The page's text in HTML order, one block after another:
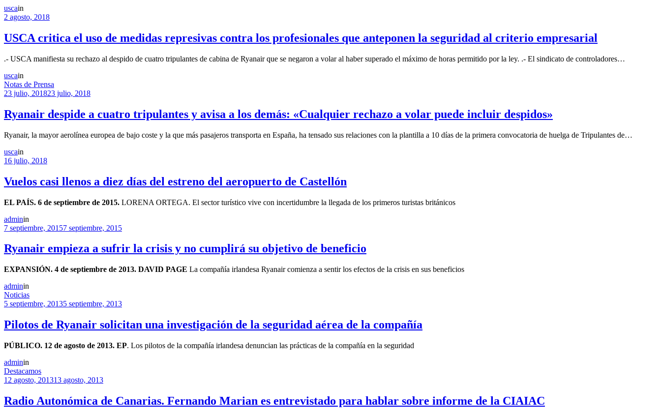
uscain
2 agosto, 2018
USCA critica el uso de medidas represivas contra los profesionales que anteponen la seguridad al criterio empresarial
.- USCA manifiesta su rechazo al despido de cuatro tripulantes de cabina de Ryanair que se negaron a volar al haber superado el máximo de horas permitido por la ley. .- El sindicato de controladores…
uscain
Notas de Prensa
23 julio, 201823 julio, 2018
Ryanair despide a cuatro tripulantes y avisa a los demás: «Cualquier rechazo a volar puede incluir despidos»
Ryanair, la mayor aerolínea europea de bajo coste y la que más pasajeros transporta en España, ha tensado sus relaciones con la plantilla a 10 días de la primera convocatoria de huelga de Tripulantes de…
uscain
16 julio, 2018
Vuelos casi llenos a diez días del estreno del aeropuerto de Castellón
EL PAÍS. 6 de septiembre de 2015. LORENA ORTEGA. El sector turístico vive con incertidumbre la llegada de los primeros turistas británicos
adminin
7 septiembre, 20157 septiembre, 2015
Ryanair empieza a sufrir la crisis y no cumplirá su objetivo de beneficio
EXPANSIÓN. 4 de septiembre de 2013. DAVID PAGE La compañía irlandesa Ryanair comienza a sentir los efectos de la crisis en sus beneficios
adminin
Noticias
5 septiembre, 20135 septiembre, 2013
Pilotos de Ryanair solicitan una investigación de la seguridad aérea de la compañía
PÚBLICO. 12 de agosto de 2013. EP. Los pilotos de la compañía irlandesa denuncian las prácticas de la compañía en la seguridad
adminin
Destacamos
12 agosto, 201313 agosto, 2013
Radio Autonómica de Canarias. Fernando Marian es entrevistado para hablar sobre informe de la CIAIAC